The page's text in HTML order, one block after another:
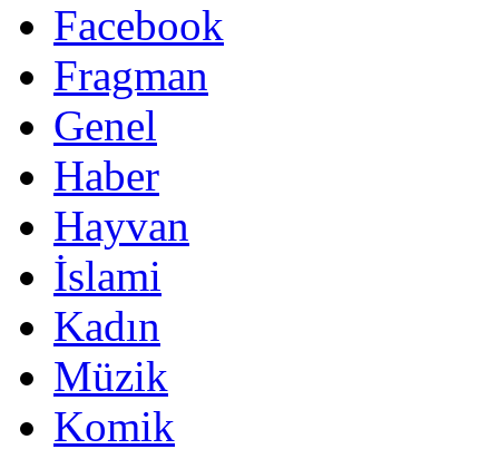
Facebook
Fragman
Genel
Haber
Hayvan
İslami
Kadın
Müzik
Komik